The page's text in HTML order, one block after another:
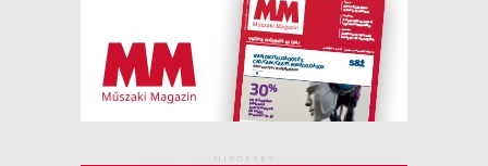
HIRDETÉS